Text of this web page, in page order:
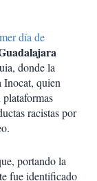
día de
donde la
Inocat, quien
racistas por
portando la
fue identificado